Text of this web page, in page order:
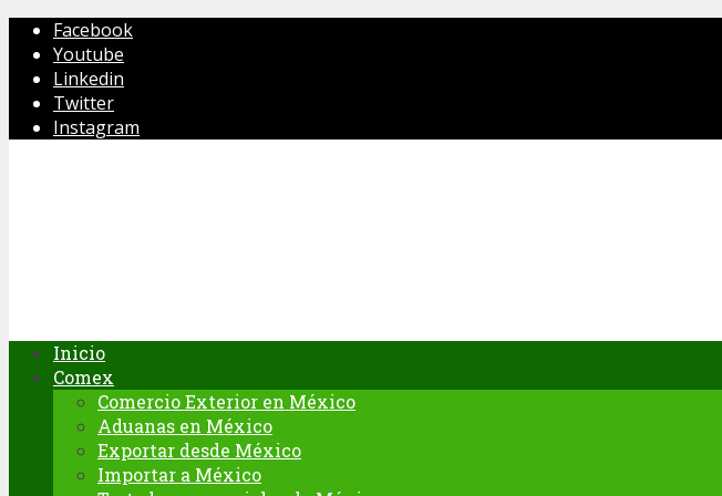
Facebook
Youtube
Linkedin
Twitter
Instagram
Inicio
Comex
Comercio Exterior en México
Aduanas en México
Exportar desde México
Importar a México